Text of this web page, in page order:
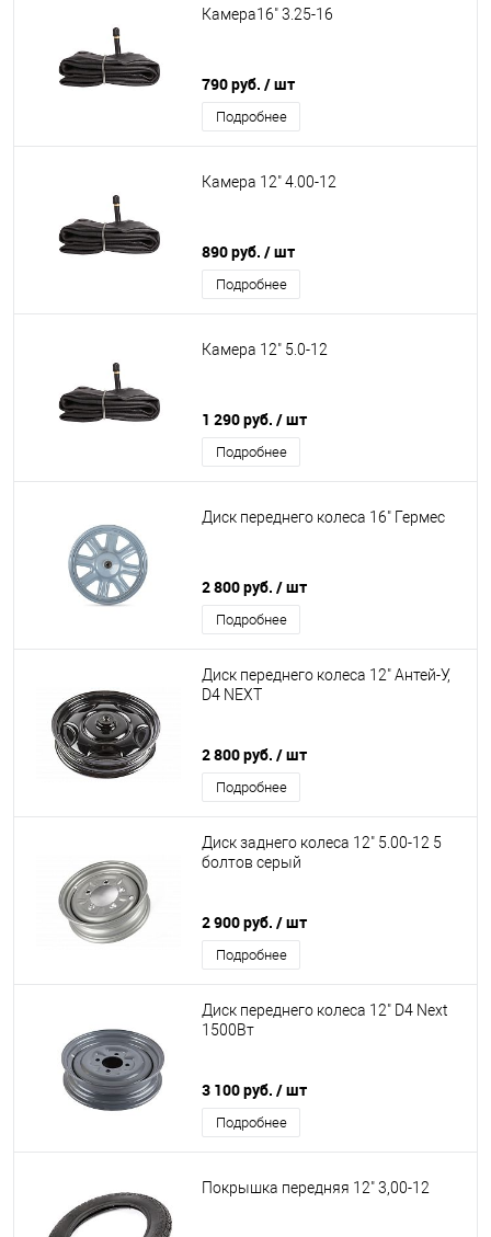
Камера16" 3.25-16
790 руб. / шт
Подробнее
Камера 12" 4.00-12
890 руб. / шт
Подробнее
Камера 12" 5.0-12
1 290 руб. / шт
Подробнее
Диск переднего колеса 16" Гермес
2 800 руб. / шт
Подробнее
Диск переднего колеса 12" Антей-У,
D4 NEXT
2 800 руб. / шт
Подробнее
Диск заднего колеса 12" 5.00-12 5
болтов серый
2 900 руб. / шт
Подробнее
Диск переднего колеса 12" D4 Next
1500Вт
3 100 руб. / шт
Подробнее
Покрышка передняя 12" 3,00-12